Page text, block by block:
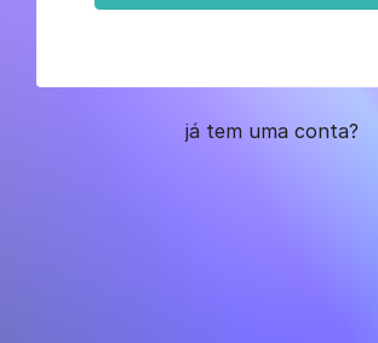
já tem uma conta?